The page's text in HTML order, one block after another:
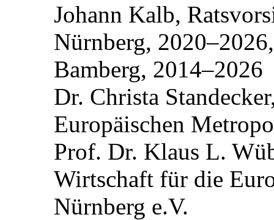
Johann Kalb,
Nürnberg,
Bamberg, 2014–2026
Dr. Christa
Europäischen
Prof. Dr. Klaus L.
Wirtschaft für die
Nürnberg e.V.